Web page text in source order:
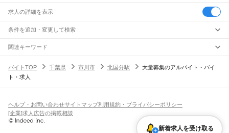
求人の詳細を表示
条件を追加・変更して検索
市区町村を追加・変更
千葉県すべて
千葉市
旭市習志野市柏市勝浦市市原市流山市八千代市我孫子市鴨川市鎌ケ谷市
君津市富津市浦安市 印西市白井市富里市南房総市
匝瑳市香取市 印旛郡 香取郡山武郡 長生郡夷隅郡
駅を追加・変更
JR中央・総武線
市川駅本八幡駅下総中山駅 津田沼駅幕張本郷駅幕張駅
新検見川駅
職種を追加・変更
飲食・フードサービスすべて
ホールスタッフキッチンスタッフ
パン屋（ベーカリー）
バー（BAR）・バーテンダー
飲食店（店長・マネージャー）
人気
日払いOK高校生歓迎 髪型・髪色自由
留学生・外国人活躍中
雇用形態を追加・変更
関連キーワード
バイトTOP
千葉県 市川市 北国分駅
大量募集のアルバイト・バイ
ト・求人
新着求人を受け取る
ヘルプ・お問い合わせサイトマップ利用規約・プライバシーポリシー
[企業]求人広告の掲載相談